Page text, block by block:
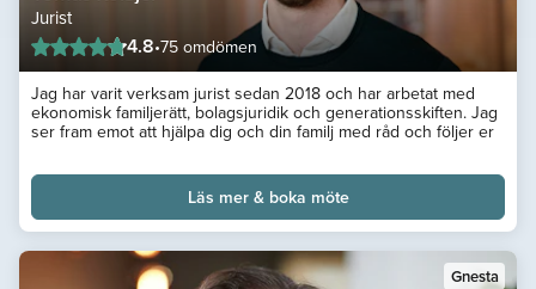
Jurist
4.8•75 omdömen
Jag har varit verksam jurist sedan 2018 och har arbetat med
ekonomisk familjerätt, bolagsjuridik och generationsskiften. Jag
ser fram emot att hjälpa dig och din familj med råd och följer er
Läs mer & boka möte
Gnesta